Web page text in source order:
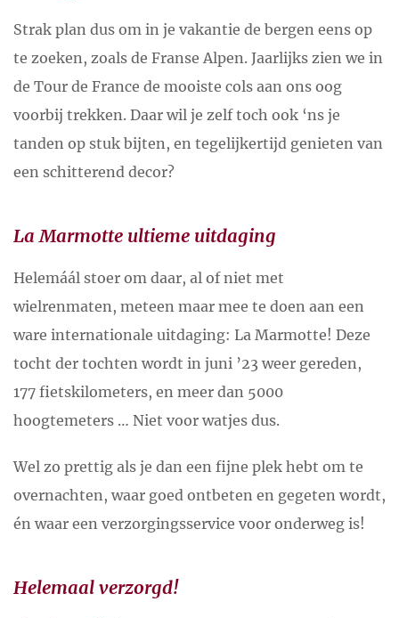
Strak plan dus om in je vakantie de bergen eens op
te zoeken, zoals de Franse Alpen. Jaarlijks zien we in
de Tour de France de mooiste cols aan ons oog
voorbij trekken. Daar wil je zelf toch ook ‘ns je
tanden op stuk bijten, en tegelijkertijd genieten van
een schitterend decor?
La Marmotte ultieme uitdaging
Helemáál stoer om daar, al of niet met
wielrenmaten, meteen maar mee te doen aan een
ware internationale uitdaging: La Marmotte! Deze
tocht der tochten wordt in juni ’23 weer gereden,
177 fietskilometers, en meer dan 5000
hoogtemeters … Niet voor watjes dus.
Wel zo prettig als je dan een fijne plek hebt om te
overnachten, waar goed ontbeten en gegeten wordt,
én waar een verzorgingsservice voor onderweg is!
Helemaal verzorgd!